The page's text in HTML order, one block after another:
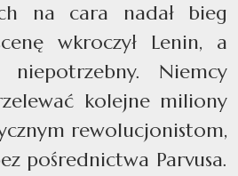
na cara nadał bieg
wkroczył Lenin, a
niepotrzebny. Niemcy
kolejne miliony
rewolucjonistom,
pośrednictwa Parvusa.